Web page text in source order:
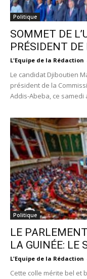
Politique
SOMMET DE
PRÉSIDENT
L'Equipe de la Rédaction
Le candidat Djiboutien
président de la
Addis-Abeba, ce samedi
Politique
LE
LA GUINÉE: LE
L'Equipe de la Rédaction
Cette colle mérite bel et